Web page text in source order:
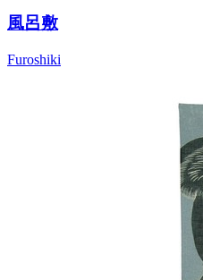
風呂敷
Furoshiki